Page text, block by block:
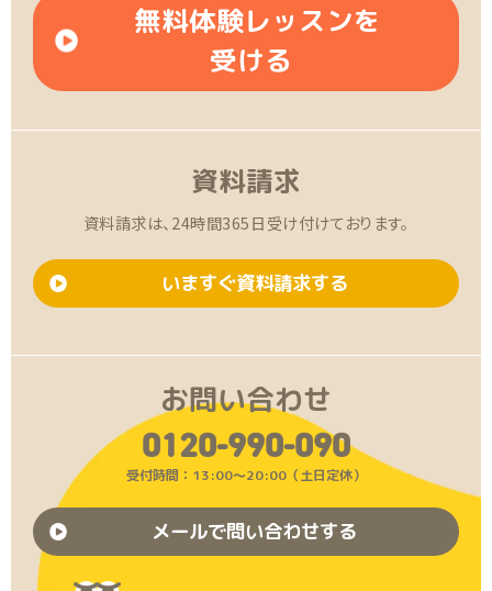
無料体験レッスンを
受ける
資料請求
資料請求は、24時間365日受け付けております。
いますぐ資料請求する
お問い合わせ
0120-990-090
受付時間：13:00〜20:00（土日定休）
メールで問い合わせする